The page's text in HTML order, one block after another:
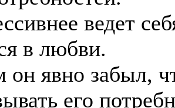
ведет
в любви.
он явно забыл,
его